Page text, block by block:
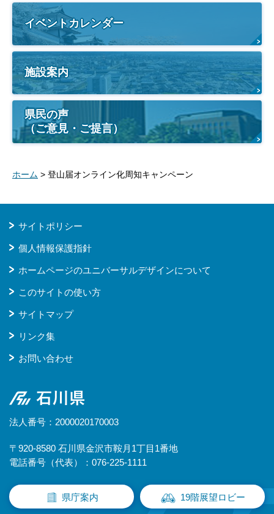
イベントカレンダー
施設案内
県民の声
（ご意見・ご提言）
ホーム > 登山届オンライン化周知キャンペーン
サイトポリシー
個人情報保護指針
ホームページのユニバーサルデザインについて
このサイトの使い方
サイトマップ
リンク集
お問い合わせ
石川県
法人番号：2000020170003
〒920-8580 石川県金沢市鞍月1丁目1番地
電話番号（代表）：076-225-1111
県庁案内 19階展望ロビー